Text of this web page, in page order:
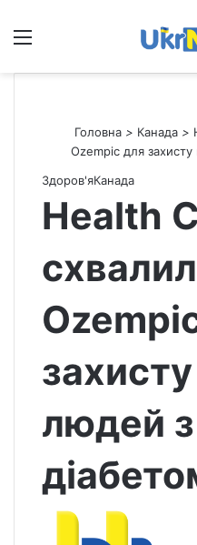
Меню
Головна > Канада >
Ozempic для
Здоров'яКанада
Health
людей з